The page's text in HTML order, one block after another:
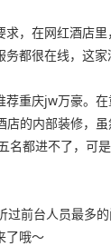
求，在网红酒店
务都很在线，这
重庆jw万豪。在
的内部装修，
名都进不了，可
过前台人员最多
了哦～